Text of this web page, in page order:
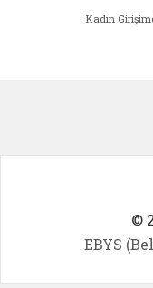
Kadın
©
EBYS